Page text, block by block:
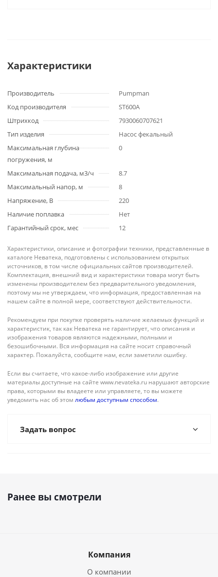
Характеристики
Производитель
Pumpman
Код производителя
ST600A
Штрихкод
7930060707621
Тип изделия
Насос фекальный
Максимальная глубина
погружения, м
0
Максимальная подача, м3/ч
8.7
Максимальный напор, м
8
Напряжение, В
220
Наличие поплавка
Нет
Гарантийный срок, мес
12
Характеристики, описание и фотографии техники, представленные в
каталоге Неватека, подготовлены с использованием открытых
источников, в том числе официальных сайтов производителей.
Комплектация, внешний вид и характеристики товара могут быть
изменены производителем без предварительного уведомления,
поэтому мы не утверждаем, что информация, предоставленная на
нашем сайте в полной мере, соответствуют действительности.
Рекомендуем при покупке проверять наличие желаемых функций и
характеристик, так как Неватека не гарантирует, что описания и
изображения товаров являются надежными, полными и
безошибочными. Вся информация на сайте носит справочный
характер. Пожалуйста, сообщите нам, если заметили ошибку.
Если вы считаете, что какое-либо изображение или другие
материалы доступные на сайте www.nevateka.ru нарушают авторские
права, которыми вы владеете или управляете, то вы можете
уведомить нас об этом любым доступным способом.
Задать вопрос
Ранее вы смотрели
Компания
О компании